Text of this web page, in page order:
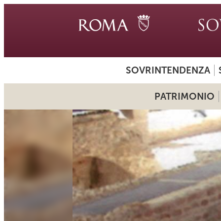
SOVRINTENDENZA
PATRIMONIO